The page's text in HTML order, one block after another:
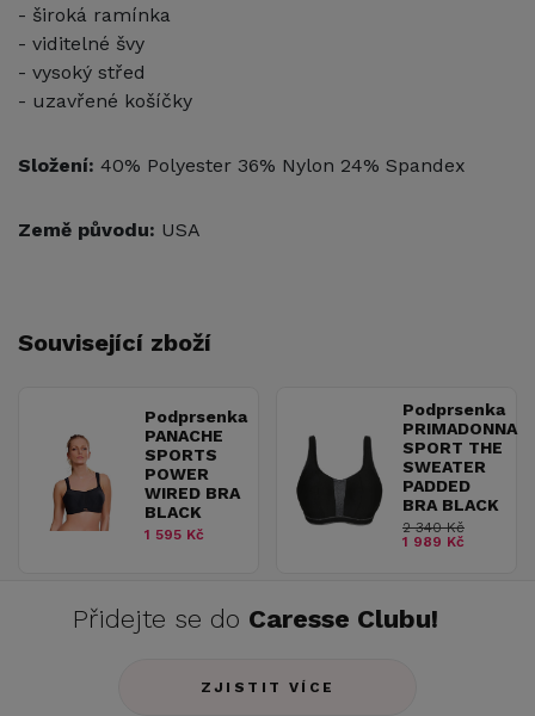
- široká ramínka
- viditelné švy
- vysoký střed
- uzavřené košíčky
Složení: 40% Polyester 36% Nylon 24% Spandex
Země původu: USA
Související zboží
Podprsenka
PANACHE
SPORTS
POWER
WIRED BRA
BLACK
1 595 Kč
Podprsenka
PRIMADONNA
SPORT THE
SWEATER
PADDED
BRA BLACK
2 340 Kč
1 989 Kč
Přidejte se do Caresse Clubu!
ZJISTIT VÍCE